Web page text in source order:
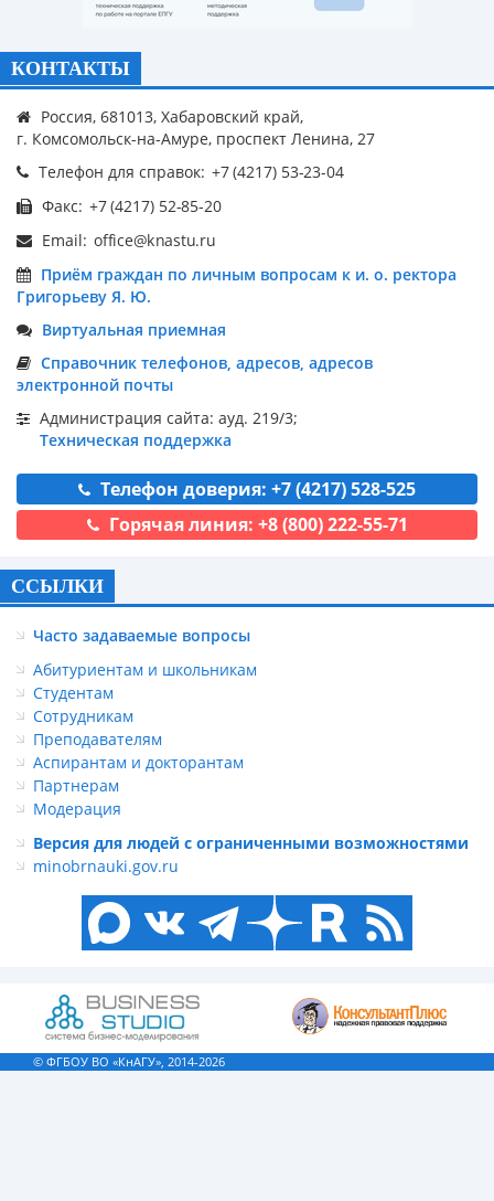
КОНТАКТЫ
Россия, 681013, Хабаровский край,
г. Комсомольск-на-Амуре, проспект Ленина, 27
Телефон для справок:
Факс:
Email:
Приём граждан по личным вопросам к и. о. ректора
Григорьеву Я. Ю.
Виртуальная приемная
Справочник телефонов, адресов, адресов
электронной почты
Администрация сайта: ауд. 219/3;
Техническая поддержка
Телефон доверия: +7 (4217) 528-525
Горячая линия: +8 (800) 222-55-71
ССЫЛКИ
Часто задаваемые вопросы
Абитуриентам и школьникам
Студентам
Сотрудникам
Преподавателям
Аспирантам и докторантам
Партнерам
Модерация
Версия для людей с ограниченными возможностями
minobrnauki.gov.ru
© ФГБОУ ВО «КнАГУ», 2014-2026